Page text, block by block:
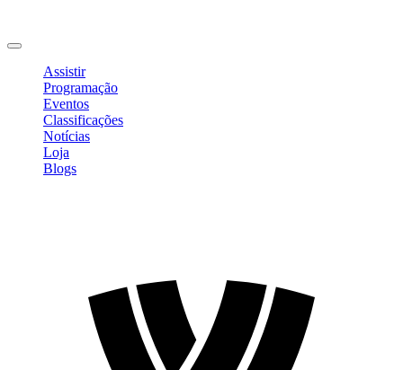
Assistir
Programação
Eventos
Classificações
Notícias
Loja
Blogs